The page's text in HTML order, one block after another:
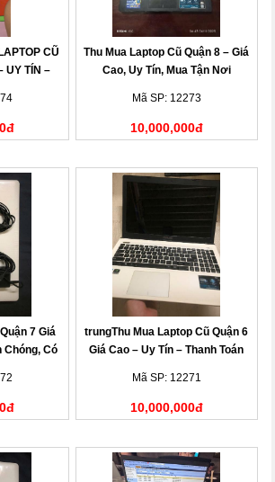
CŨ
UY TÍN –
Thu Mua Laptop Cũ Quận 8 – Giá
Cao, Uy Tín, Mua Tận Nơi
Mã SP: 12273
10,000,000đ
7 Giá
Chóng, Có
trungThu Mua Laptop Cũ Quận 6
Giá Cao – Uy Tín – Thanh Toán
Mã SP: 12271
10,000,000đ